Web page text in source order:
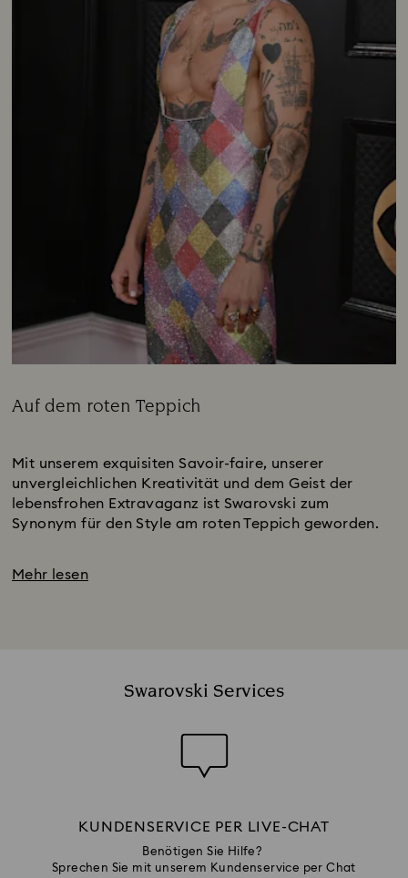
Auf dem roten Teppich
Mit unserem exquisiten Savoir-faire, unserer
unvergleichlichen Kreativität und dem Geist der
lebensfrohen Extravaganz ist Swarovski zum
Synonym für den Style am roten Teppich geworden.
Mehr lesen
Swarovski Services
KUNDENSERVICE PER LIVE-CHAT
Benötigen Sie Hilfe?
Sprechen Sie mit unserem Kundenservice per Chat